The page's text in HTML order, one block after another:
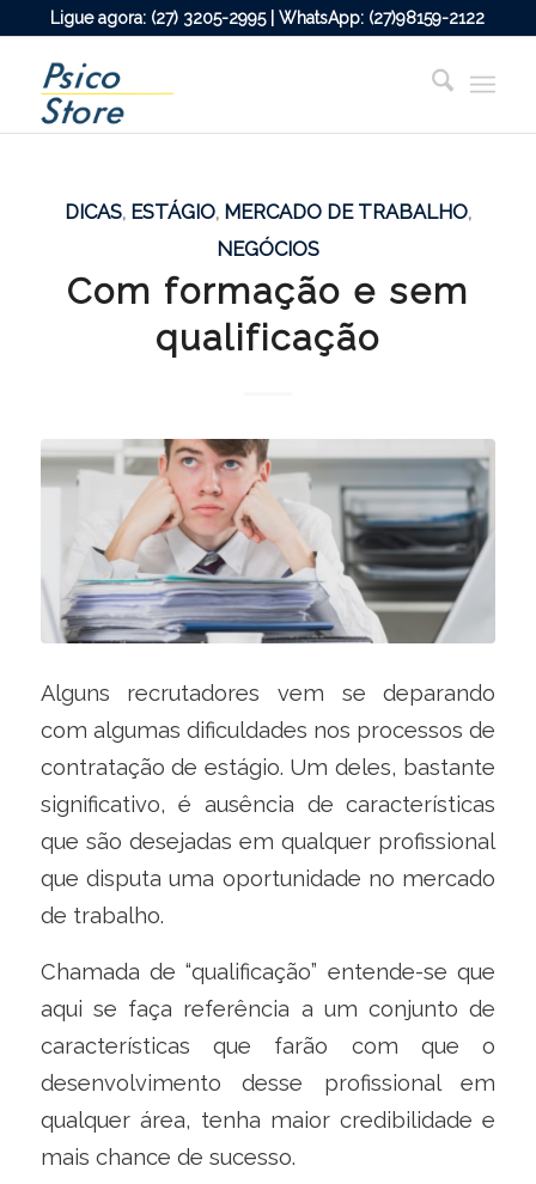
Ligue agora: (27) 3205-2995 | WhatsApp: (27)98159-2122
DICAS, ESTÁGIO, MERCADO DE TRABALHO,
NEGÓCIOS
Com formação e sem
qualificação
Alguns recrutadores vem se deparando
com algumas dificuldades nos processos de
contratação de estágio. Um deles, bastante
significativo, é ausência de características
que são desejadas em qualquer profissional
que disputa uma oportunidade no mercado
de trabalho.
Chamada de “qualificação” entende-se que
aqui se faça referência a um conjunto de
características que farão com que o
desenvolvimento desse profissional em
qualquer área, tenha maior credibilidade e
mais chance de sucesso.